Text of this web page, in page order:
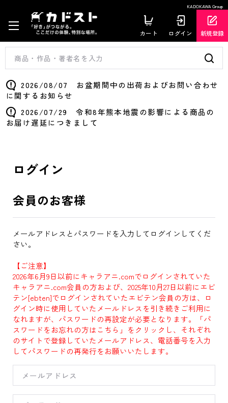
KADOKAWA Group
カート ログイン 新規登録
2026/08/07 お盆期間中の出荷およびお問い合わせ
に関するお知らせ
2026/07/29 令和8年熊本地震の影響による商品の
お届け遅延につきまして
ログイン
会員のお客様
メールアドレスとパスワードを入力してログインしてくだ
さい。
【ご注意】
2026年6月9日以前にキャラアニ.comでログインされていた
キャラアニ.com会員の方および、2025年10月27日以前にエビ
テン[ebten]でログインされていたエビテン会員の方は、ロ
グイン時に使用していたメールドレスを引き続きご利用に
なれますが、パスワードの再設定が必要となります。「パ
スワードをお忘れの方はこちら」をクリックし、それぞれ
のサイトで登録していたメールアドレス、電話番号を入力
してパスワードの再発行をお願いいたします。